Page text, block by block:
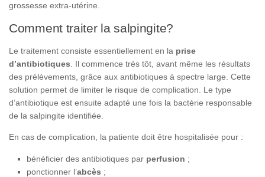
grossesse extra-utérine.
Comment traiter la salpingite?
Le traitement consiste essentiellement en la prise
d’antibiotiques. Il commence très tôt, avant même les résultats
des prélèvements, grâce aux antibiotiques à spectre large. Cette
solution permet de limiter le risque de complication. Le type
d’antibiotique est ensuite adapté une fois la bactérie responsable
de la salpingite identifiée.
En cas de complication, la patiente doit être hospitalisée pour :
bénéficier des antibiotiques par perfusion ;
ponctionner l’abcès ;